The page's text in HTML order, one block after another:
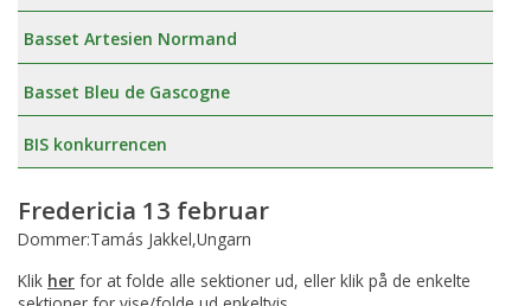
Basset Artesien Normand
Basset Bleu de Gascogne
BIS konkurrencen
Fredericia 13 februar
Dommer:Tamás Jakkel,Ungarn
Klik her for at folde alle sektioner ud, eller klik på de enkelte